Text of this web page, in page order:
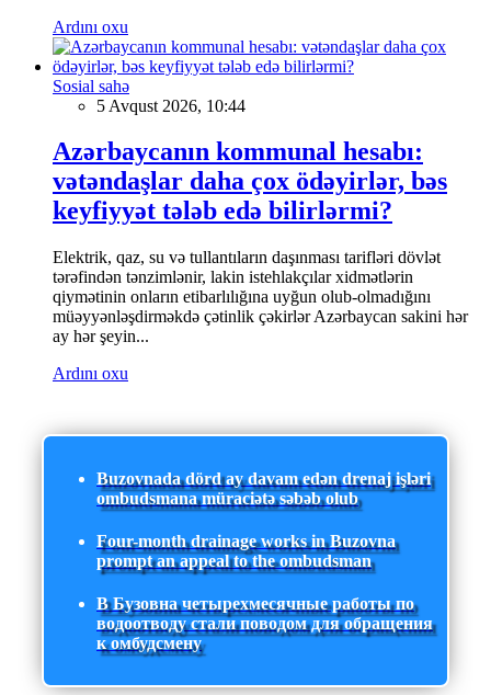
Ardını oxu
Sosial sahə
5 Avqust 2026, 10:44
Azərbaycanın kommunal hesabı:
vətəndaşlar daha çox ödəyirlər, bəs
keyfiyyət tələb edə bilirlərmi?
Elektrik, qaz, su və tullantıların daşınması tarifləri dövlət
tərəfindən tənzimlənir, lakin istehlakçılar xidmətlərin
qiymətinin onların etibarlılığına uyğun olub-olmadığını
müəyyənləşdirməkdə çətinlik çəkirlər Azərbaycan sakini hər
ay hər şeyin...
Ardını oxu
Buzovnada dörd ay davam edən drenaj işləri
ombudsmana müraciətə səbəb olub
Four-month drainage works in Buzovna
prompt an appeal to the ombudsman
В Бузовна четырехмесячные работы по
водоотводу стали поводом для обращения
к омбудсмену